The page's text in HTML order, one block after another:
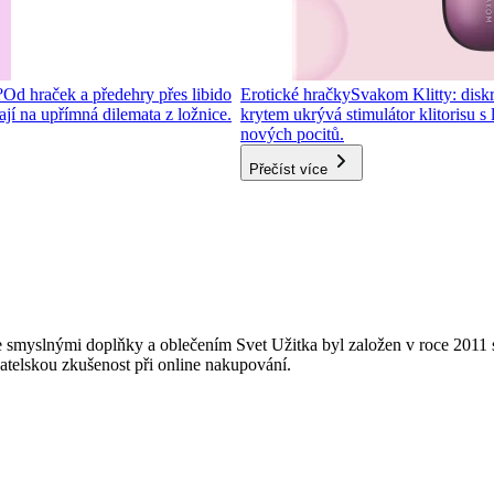
Od hraček a předehry přes libido
na upřímná dilemata z ložnice.
Erotické hračkySvakom Klitty:
krytem ukrývá stimulátor klitorisu s
nových pocitů.
Přečíst více
smyslnými doplňky a oblečením Svet Užitka byl založen v roce
zkušenost při online nakupování.